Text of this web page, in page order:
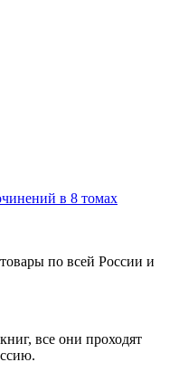
в 8 томах
по всей России и
все они проходят